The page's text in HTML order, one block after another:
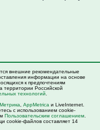
внешние рекомендательные
информации на основе
к предпочтениям
территории Российской
технологий
AppMetrica и LiveInternet.
с использованием cookie-
Пользовательским соглашением
cookie-файлов составляет 14